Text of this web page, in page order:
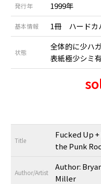
発行年 1999年
基本情報 1冊 ハード
状態
全体的に少ハ
表紙極少シミ有
Title
Fucked Up
the Punk
Author/Artist
Author:
Miller